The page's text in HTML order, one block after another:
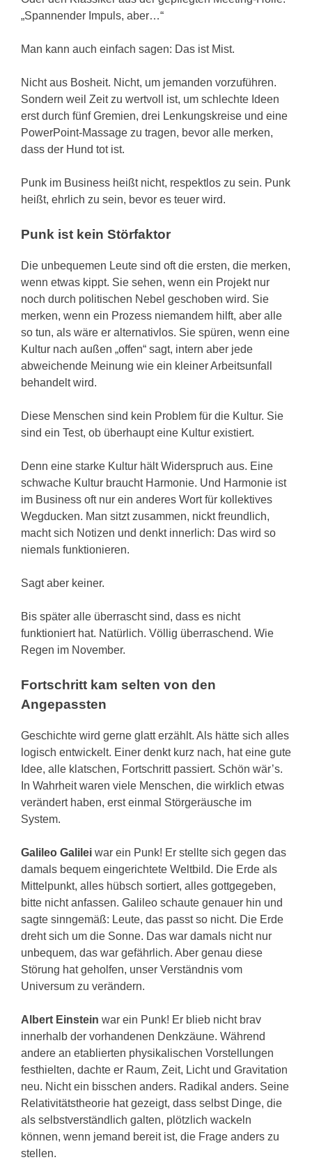
„Spannender Impuls, aber…“
Man kann auch einfach sagen: Das ist Mist.
Nicht aus Bosheit. Nicht, um jemanden vorzuführen.
Sondern weil Zeit zu wertvoll ist, um schlechte Ideen
erst durch fünf Gremien, drei Lenkungskreise und eine
PowerPoint-Massage zu tragen, bevor alle merken,
dass der Hund tot ist.
Punk im Business heißt nicht, respektlos zu sein. Punk
heißt, ehrlich zu sein, bevor es teuer wird.
Punk ist kein Störfaktor
Die unbequemen Leute sind oft die ersten, die merken,
wenn etwas kippt. Sie sehen, wenn ein Projekt nur
noch durch politischen Nebel geschoben wird. Sie
merken, wenn ein Prozess niemandem hilft, aber alle
so tun, als wäre er alternativlos. Sie spüren, wenn eine
Kultur nach außen „offen“ sagt, intern aber jede
abweichende Meinung wie ein kleiner Arbeitsunfall
behandelt wird.
Diese Menschen sind kein Problem für die Kultur. Sie
sind ein Test, ob überhaupt eine Kultur existiert.
Denn eine starke Kultur hält Widerspruch aus. Eine
schwache Kultur braucht Harmonie. Und Harmonie ist
im Business oft nur ein anderes Wort für kollektives
Wegducken. Man sitzt zusammen, nickt freundlich,
macht sich Notizen und denkt innerlich: Das wird so
niemals funktionieren.
Sagt aber keiner.
Bis später alle überrascht sind, dass es nicht
funktioniert hat. Natürlich. Völlig überraschend. Wie
Regen im November.
Fortschritt kam selten von den
Angepassten
Geschichte wird gerne glatt erzählt. Als hätte sich alles
logisch entwickelt. Einer denkt kurz nach, hat eine gute
Idee, alle klatschen, Fortschritt passiert. Schön wär’s.
In Wahrheit waren viele Menschen, die wirklich etwas
verändert haben, erst einmal Störgeräusche im
System.
Galileo Galilei war ein Punk! Er stellte sich gegen das
damals bequem eingerichtete Weltbild. Die Erde als
Mittelpunkt, alles hübsch sortiert, alles gottgegeben,
bitte nicht anfassen. Galileo schaute genauer hin und
sagte sinngemäß: Leute, das passt so nicht. Die Erde
dreht sich um die Sonne. Das war damals nicht nur
unbequem, das war gefährlich. Aber genau diese
Störung hat geholfen, unser Verständnis vom
Universum zu verändern.
Albert Einstein war ein Punk! Er blieb nicht brav
innerhalb der vorhandenen Denkzäune. Während
andere an etablierten physikalischen Vorstellungen
festhielten, dachte er Raum, Zeit, Licht und Gravitation
neu. Nicht ein bisschen anders. Radikal anders. Seine
Relativitätstheorie hat gezeigt, dass selbst Dinge, die
als selbstverständlich galten, plötzlich wackeln
können, wenn jemand bereit ist, die Frage anders zu
stellen.